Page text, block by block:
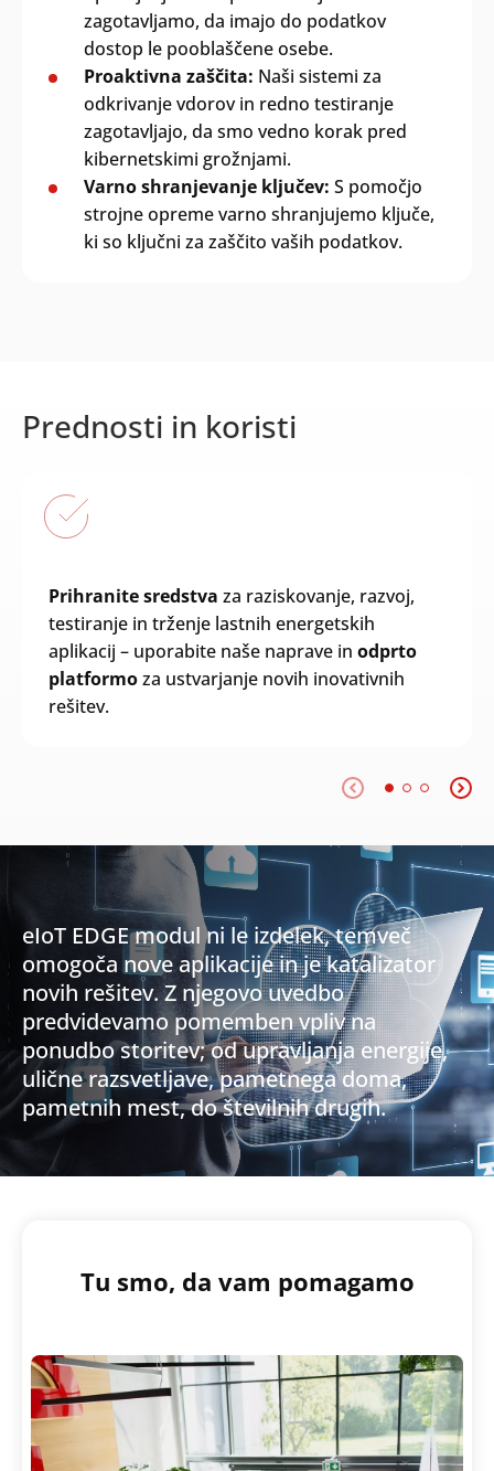
zagotavljamo, da imajo do podatkov
dostop le pooblaščene osebe.
Proaktivna zaščita: Naši sistemi za
odkrivanje vdorov in redno testiranje
zagotavljajo, da smo vedno korak pred
kibernetskimi grožnjami.
Varno shranjevanje ključev: S pomočjo
strojne opreme varno shranjujemo ključe,
ki so ključni za zaščito vaših podatkov.
Prednosti in koristi
Prihranite sredstva za raziskovanje, razvoj,
testiranje in trženje lastnih energetskih
aplikacij – uporabite naše naprave in odprto
platformoza ustvarjanje novih inovativnih
rešitev.
eIoT EDGE modul ni le izdelek, temveč
omogoča nove aplikacije in je katalizator
novih rešitev. Z njegovo uvedbo
predvidevamo pomemben vpliv na
ponudbo storitev; od upravljanja energije,
ulične razsvetljave, pametnega doma,
pametnih mest, do številnih drugih.
Tu smo, da vam pomagamo